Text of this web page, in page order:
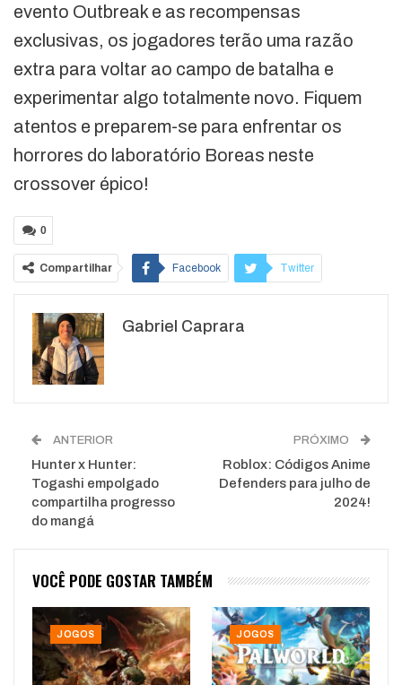
evento Outbreak e as recompensas
exclusivas, os jogadores terão uma razão
extra para voltar ao campo de batalha e
experimentar algo totalmente novo. Fiquem
atentos e preparem-se para enfrentar os
horrores do laboratório Boreas neste
crossover épico!
0
Compartilhar Facebook Twitter
WhatsApp
Gabriel Caprara
ANTERIOR
Hunter x Hunter:
Togashi empolgado
compartilha progresso
do mangá
PRÓXIMO
Roblox: Códigos Anime
Defenders para julho de
2024!
VOCÊ PODE GOSTAR TAMBÉM
JOGOS JOGOS